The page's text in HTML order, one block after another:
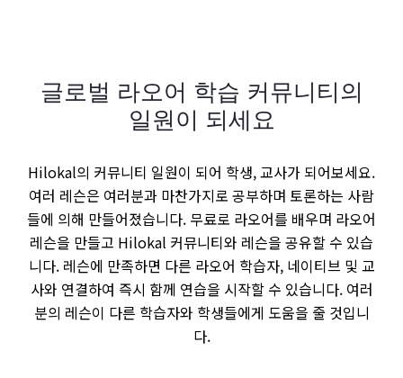
글로벌 라오어 학습 커뮤니티의
일원이 되세요
Hilokal의 커뮤니티 일원이 되어 학생, 교사가 되어보세요.
여러 레슨은 여러분과 마찬가지로 공부하며 토론하는 사람
들에 의해 만들어졌습니다. 무료로 라오어를 배우며 라오어
레슨을 만들고 Hilokal 커뮤니티와 레슨을 공유할 수 있습
니다. 레슨에 만족하면 다른 라오어 학습자, 네이티브 및 교
사와 연결하여 즉시 함께 연습을 시작할 수 있습니다. 여러
분의 레슨이 다른 학습자와 학생들에게 도움을 줄 것입니
다.